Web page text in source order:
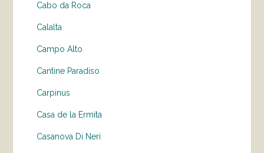
Cabo da Roca
Calalta
Campo Alto
Cantine Paradiso
Carpinus
Casa de la Ermita
Casanova Di Neri